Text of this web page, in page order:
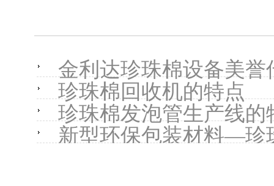
金利达珍珠棉设备美誉
珍珠棉回收机的特点
珍珠棉发泡管生产线的
新型环保包装材料—珍